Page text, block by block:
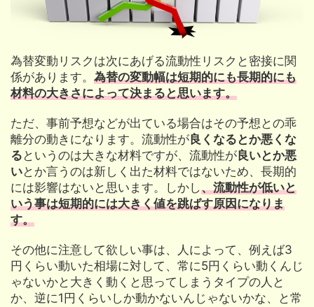
為替変動リスクは次にあげる流動性リスクと密接に関
係があります。 為替の変動幅は短期的にも長期的にも
材料の大きさによって決まると思います。
ただ、事前予想などが出ている場合はその予想との乖
離分の動きになります。流動性が良くなるとか悪くな
る というのは大きな材料ですが、流動性が良いとか悪
いとか言うのは新しく出た材料ではないため、長期的
には影響はないと思います。しかし、流動性が低いと
いう事は短期的には大きく値を跳ばす原因になりま
す。
その他に注意して欲しい事は、人によって、例えば3
円くらい動いた相場に対して、常に5円くらい動くんじ
ゃないかと大きく動くと思ってしまうタイプの人と
か、逆に1円くらいしか動かないんじゃないかな、と常